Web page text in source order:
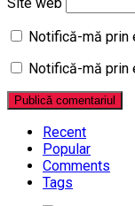
Notifică-mă prin
Notifică-mă prin
Recent
Popular
Comments
Tags